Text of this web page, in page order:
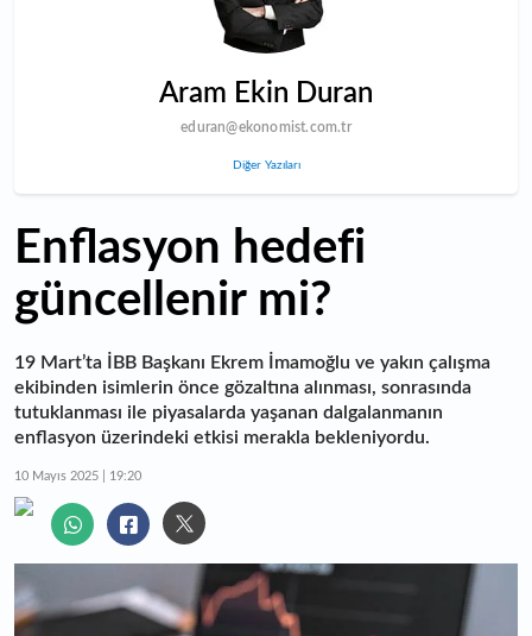
Aram Ekin Duran
eduran@ekonomist.com.tr
Diğer Yazıları
Enflasyon hedefi
güncellenir mi?
19 Mart’ta İBB Başkanı Ekrem İmamoğlu ve yakın çalışma
ekibinden isimlerin önce gözaltına alınması, sonrasında
tutuklanması ile piyasalarda yaşanan dalgalanmanın
enflasyon üzerindeki etkisi merakla bekleniyordu.
10 Mayıs 2025 | 19:20